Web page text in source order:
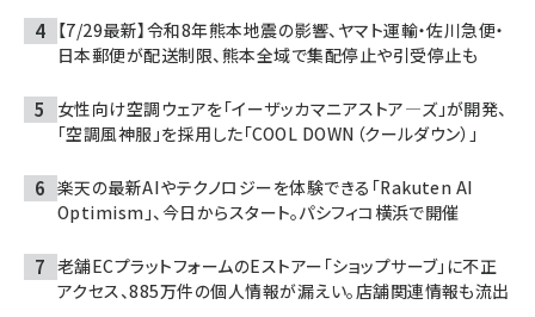
【7/29最新】令和8年熊本地震の影響、ヤマト運輸・佐川急便・
日本郵便が配送制限、熊本全域で集配停止や引受停止も
女性向け空調ウェアを「イーザッカマニアストア―ズ」が開発、
「空調風神服」を採用した「COOL DOWN（クールダウン）」
楽天の最新AIやテクノロジーを体験できる「Rakuten AI
Optimism」、今日からスタート。パシフィコ横浜で開催
老舗ECプラットフォームのEストアー「ショップサーブ」に不正
アクセス、885万件の個人情報が漏えい。店舗関連情報も流出